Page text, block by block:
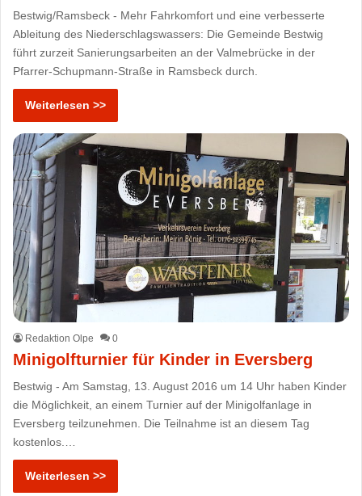
Bestwig/Ramsbeck - Mehr Fahrkomfort und eine verbesserte
Ableitung des Niederschlagswassers: Die Gemeinde Bestwig
führt zurzeit Sanierungsarbeiten an der Valmebrücke in der
Pfarrer-Schupmann-Straße in Ramsbeck durch.
Weiterlesen >>
Redaktion Olpe 0
Minigolfturnier für Kinder in Eversberg
Bestwig - Am Samstag, 13. August 2016 um 14 Uhr haben Kinder
die Möglichkeit, an einem Turnier auf der Minigolfanlage in
Eversberg teilzunehmen. Die Teilnahme ist an diesem Tag
kostenlos.…
Weiterlesen >>